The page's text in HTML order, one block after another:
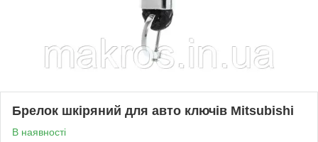
Брелок шкіряний для авто ключів Mitsubishi
В наявності